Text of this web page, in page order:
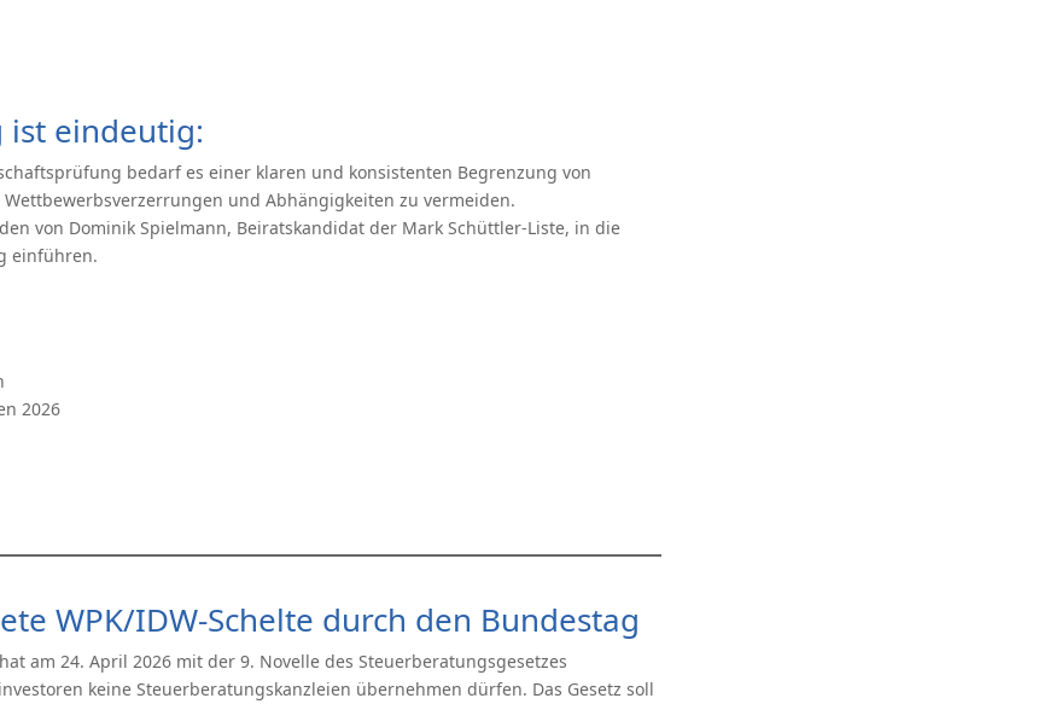
ist eindeutig:
bedarf es einer klaren und konsistenten Begrenzung von
und Abhängigkeiten zu vermeiden.
von Dominik Spielmann, Beiratskandidat der Mark Schüttler-Liste, in die
einführen.
2026
WPK/IDW-Schelte durch den Bundestag
am 24. April 2026 mit der 9. Novelle des Steuerberatungsgesetzes
keine Steuerberatungskanzleien übernehmen dürfen. Das Gesetz soll